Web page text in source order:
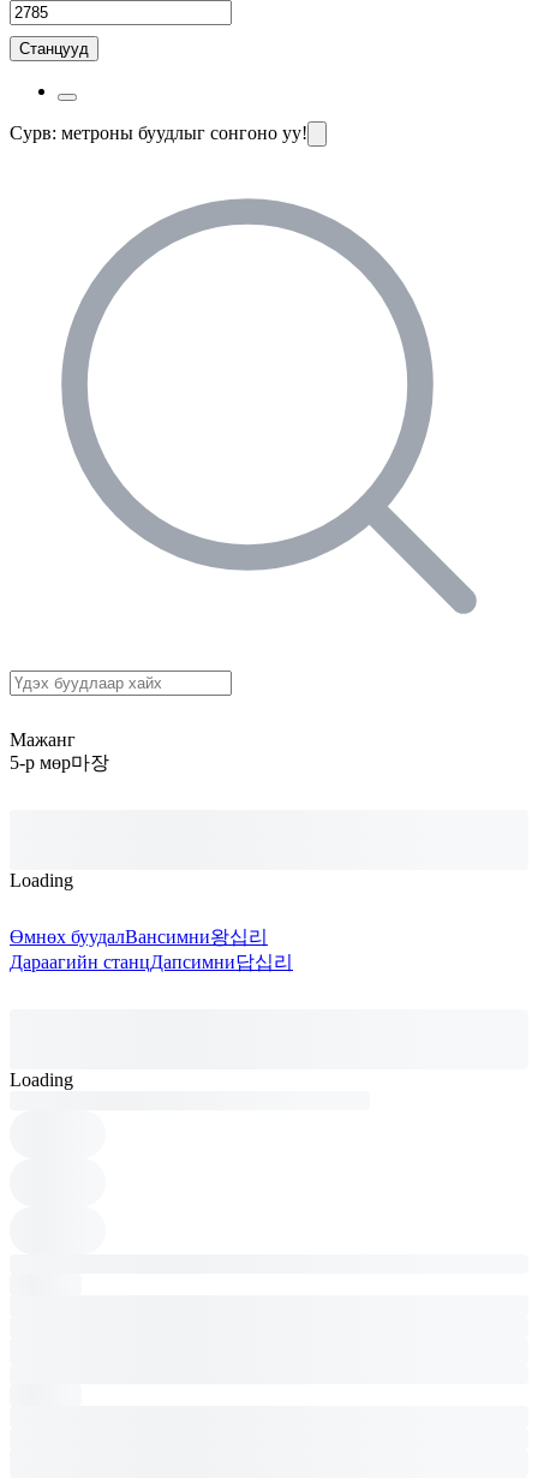
Станцууд
Сурв: метроны буудлыг сонгоно уу!
Мажанг
5-р мөр마장
Loading
Өмнөх буудалВансимни왕십리
Дараагийн станцДапсимни답십리
Loading